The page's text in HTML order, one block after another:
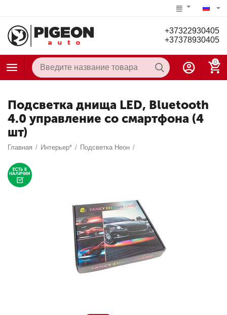
+37322930405
+37378930405
0
Подсветка днища LED, Bluetooth
4.0 управление со смартфона (4
шт)
Главная / Интерьер* / Подсветка Неон /